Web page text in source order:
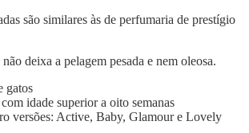
são similares às de perfumaria de prestígio
deixa a pelagem pesada e nem oleosa.
gatos
idade superior a oito semanas
versões: Active, Baby, Glamour e Lovely